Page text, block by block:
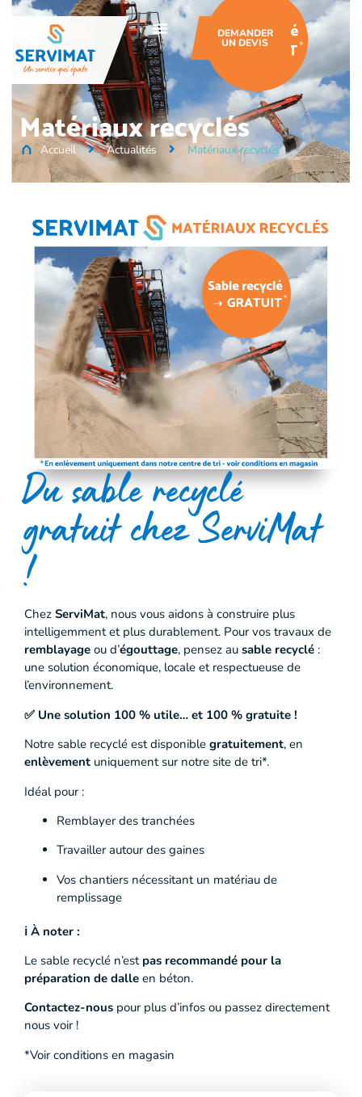
DEMANDER
UN DEVIS
Matériaux recyclés
Accueil Actualités Matériaux recyclés
Du sable recyclé
gratuit chez ServiMat
!
Chez ServiMat, nous vous aidons à construire plus
intelligemment et plus durablement. Pour vos travaux de
remblayage ou d’égouttage, pensez au sable recyclé :
une solution économique, locale et respectueuse de
l’environnement.
✅ Une solution 100 % utile… et 100 % gratuite !
Notre sable recyclé est disponible gratuitement, en
enlèvement uniquement sur notre site de tri*.
Idéal pour :
Remblayer des tranchées
Travailler autour des gaines
Vos chantiers nécessitant un matériau de
remplissage
ℹ️ À noter :
Le sable recyclé n’est pas recommandé pour la
préparation de dalle en béton.
Contactez-nous pour plus d’infos ou passez directement
nous voir !
*Voir conditions en magasin